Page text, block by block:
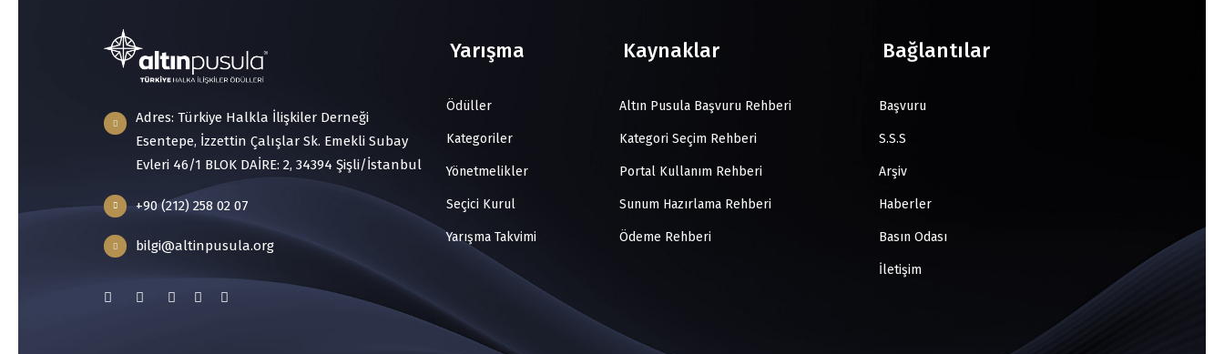
Adres: Türkiye Halkla İlişkiler Derneği
Esentepe, İzzettin Çalışlar Sk. Emekli Subay
Evleri 46/1 BLOK DAİRE: 2, 34394 Şişli/İstanbul
+90 (212) 258 02 07
bilgi@altinpusula.org
Yarışma
Ödüller
Kategoriler
Yönetmelikler
Seçici Kurul
Yarışma Takvimi
Kaynaklar
Altın Pusula Başvuru Rehberi
Kategori Seçim Rehberi
Portal Kullanım Rehberi
Sunum Hazırlama Rehberi
Ödeme Rehberi
Bağlantılar
Başvuru
S.S.S
Arşiv
Haberler
Basın Odası
İletişim